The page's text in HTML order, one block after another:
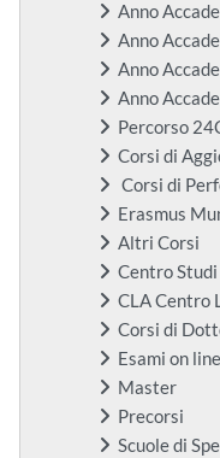
Anno
Anno
Anno
Anno
Percorso
Corsi di
Corsi di
Erasmus
Altri Corsi
Centro Studi
CLA Centro
Corsi di
Esami on line
Master
Precorsi
Scuole di